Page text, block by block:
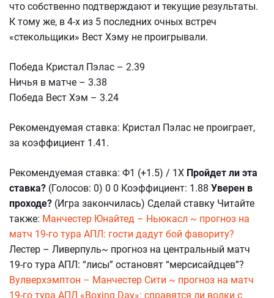
что собственно подтверждают и текущие результаты.
К тому же, в 4-х из 5 последних очных встреч
«стекольщики» Вест Хэму не проигрывали.
Победа Кристал Пэлас – 2.39
Ничья в матче – 3.38
Победа Вест Хэм – 3.24
Рекомендуемая ставка: Кристал Пэлас не проиграет,
за коэффициент 1.41.
Рекомендуемая ставка: Ф1 (+1.5) / 1Х Пройдет ли эта
ставка? (Голосов: 0) 0 0 Коэффициент: 1.88 Уверен в
проходе? (Игра закончилась) Сделай ставку Читайте
также: Манчестер Юнайтед – Ньюкасл ~ прогноз на
матч 19-го тура АПЛ: гости дадут бой фавориту?
Лестер – Ливерпуль~ прогноз на центральный матч
19-го тура АПЛ: “лисы” остановят “мерсисайдцев”?
Вулверхэмптон – Манчестер Сити ~ прогноз на матч
19-го тура АПЛ «Boxing Day»: справятся ли волки с